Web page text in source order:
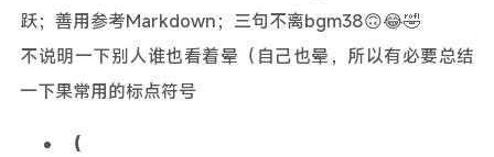
跃；善用参考Markdown；三句不离bgm38🙃😂🤣
不说明一下别人谁也看着晕（自己也晕，所以有必要总结
一下果常用的标点符号
（